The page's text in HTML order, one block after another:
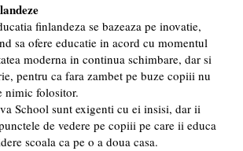
finlandeza se bazeaza pe inovatie,
sa ofere educatie in acord cu momentul
moderna in continua schimbare, dar si
pentru ca fara zambet pe buze copiii nu
nimic folositor.
School sunt exigenti cu ei insisi, dar ii
de vedere pe copiii pe care ii educa
scoala ca pe o a doua casa.